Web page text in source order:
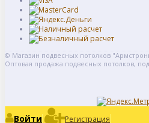
© Магазин подвесных потолков
Оптовая продажа подвесных потолков,
Войти Регистрация